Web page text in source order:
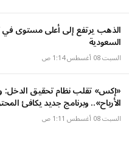
السعودية
السبت 08 أغسطس 1:14 ص
«إكس» تقلب نظام تحقيق الدخل:
الأرباح».. وبرنامج جديد يكافئ
السبت 08 أغسطس 1:11 ص